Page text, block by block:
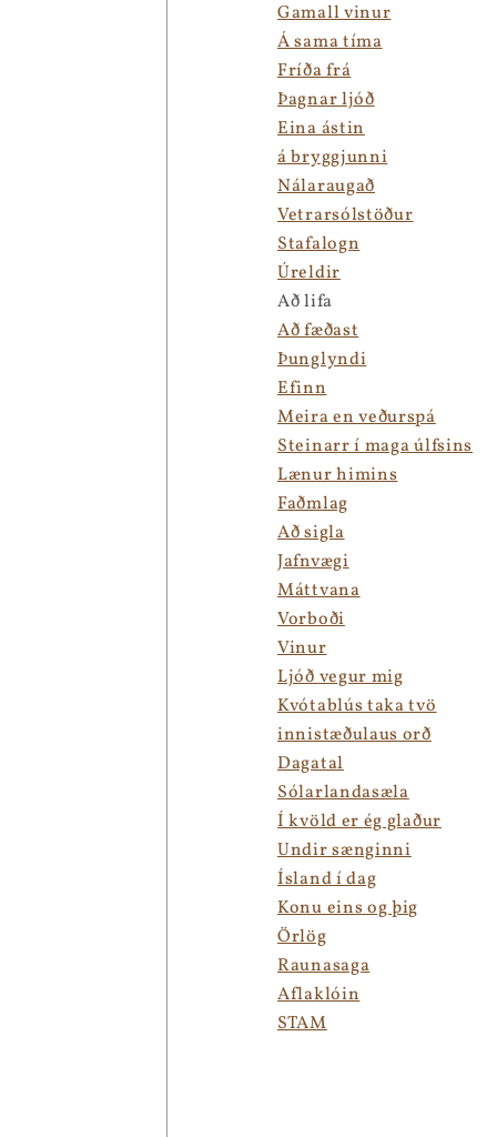
Gamall vinur
Á sama tíma
Fríða frá
Þagnar ljóð
Eina ástin
á bryggjunni
Nálaraugað
Vetrarsólstöður
Stafalogn
Úreldir
Að lifa
Að fæðast
Þunglyndi
Efinn
Meira en veðurspá
Steinarr í maga úlfsins
Lænur himins
Faðmlag
Að sigla
Jafnvægi
Máttvana
Vorboði
Vinur
Ljóð vegur mig
Kvótablús taka tvö
innistæðulaus orð
Dagatal
Sólarlandasæla
Í kvöld er ég glaður
Undir sænginni
Ísland í dag
Konu eins og þig
Örlög
Raunasaga
Aflaklóin
STAM